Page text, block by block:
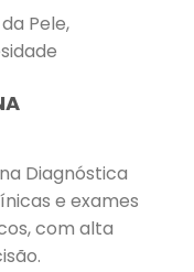
Pele,
Diagnóstica
e exames
com alta